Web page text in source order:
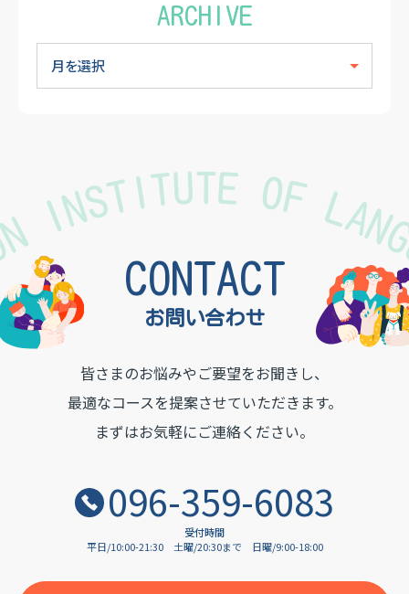
ARCHIVE
INSTITUTE OF
お問い合わせ
CONTACT
皆さまのお悩みやご要望をお聞きし、
最適なコースを提案させていただきます。
まずはお気軽にご連絡ください。
096-359-6083
受付時間
平日/10:00-21:30
土曜/20:30まで 日曜/9:00-18:00